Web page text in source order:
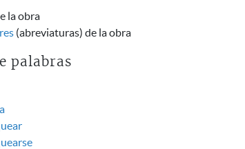
la obra
(abreviaturas) de la obra
palabras